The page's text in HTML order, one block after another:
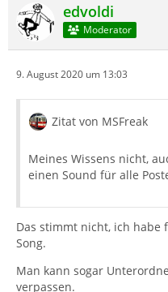
edvoldi
Moderator
9. August 2020 um 13:03
Zitat von MSFreak
Meines Wissens nicht,
einen Sound für alle
Das stimmt nicht, ich habe
Song.
Man kann sogar
verpassen.